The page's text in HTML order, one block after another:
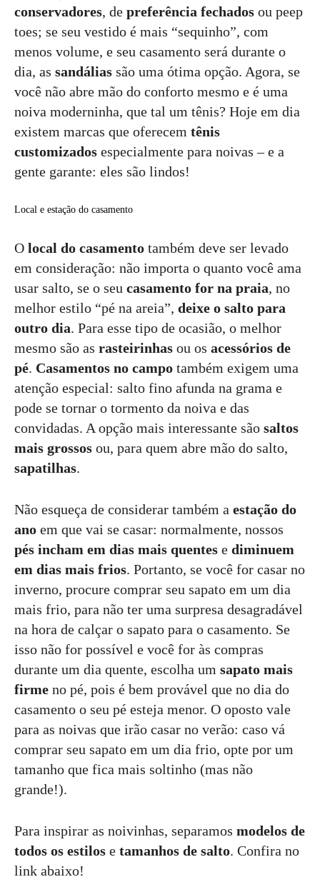
conservadores, de preferência fechados ou peep
toes; se seu vestido é mais “sequinho”, com
menos volume, e seu casamento será durante o
dia, as sandálias são uma ótima opção. Agora, se
você não abre mão do conforto mesmo e é uma
noiva moderninha, que tal um tênis? Hoje em dia
existem marcas que oferecem tênis
customizados especialmente para noivas – e a
gente garante: eles são lindos!
Local e estação do casamento
O local do casamento também deve ser levado
em consideração: não importa o quanto você ama
usar salto, se o seu casamento for na praia, no
melhor estilo “pé na areia”, deixe o salto para
outro dia. Para esse tipo de ocasião, o melhor
mesmo são as rasteirinhas ou os acessórios de
pé. Casamentos no campo também exigem uma
atenção especial: salto fino afunda na grama e
pode se tornar o tormento da noiva e das
convidadas. A opção mais interessante são saltos
mais grossos ou, para quem abre mão do salto,
sapatilhas.
Não esqueça de considerar também a estação do
ano em que vai se casar: normalmente, nossos
pés incham em dias mais quentes e diminuem
em dias mais frios. Portanto, se você for casar no
inverno, procure comprar seu sapato em um dia
mais frio, para não ter uma surpresa desagradável
na hora de calçar o sapato para o casamento. Se
isso não for possível e você for às compras
durante um dia quente, escolha um sapato mais
firme no pé, pois é bem provável que no dia do
casamento o seu pé esteja menor. O oposto vale
para as noivas que irão casar no verão: caso vá
comprar seu sapato em um dia frio, opte por um
tamanho que fica mais soltinho (mas não
grande!).
Para inspirar as noivinhas, separamos modelos de
todos os estilos e tamanhos de salto. Confira no
link abaixo!